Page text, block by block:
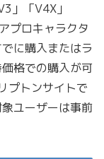
」「V4X」
プロキャラクタ
に購入またはラ
格での購入が可
プトンサイトで
ユーザーは事前